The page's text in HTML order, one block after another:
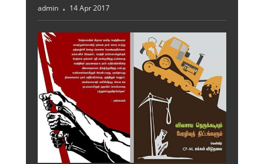
admin 14 Apr 2017